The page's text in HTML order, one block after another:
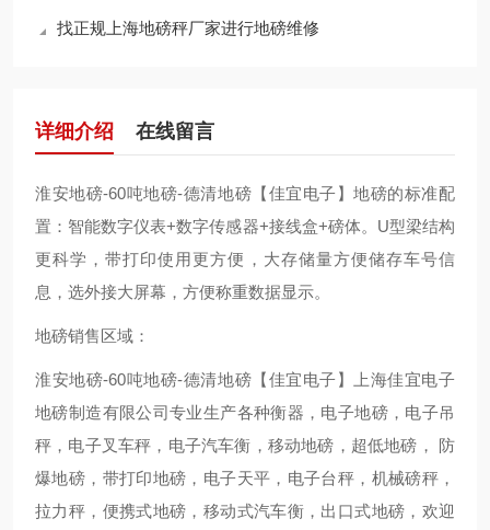
找正规上海地磅秤厂家进行地磅维修
详细介绍 在线留言
淮安地磅-60吨地磅-德清地磅【佳宜电子】地磅的标准配
置：智能数字仪表+数字传感器+接线盒+磅体。U型梁结构
更科学，带打印使用更方便，大存储量方便储存车号信
息，选外接大屏幕，方便称重数据显示。
地磅销售区域：
淮安地磅-60吨地磅-德清地磅【佳宜电子】上海佳宜电子
地磅制造有限公司专业生产各种衡器，电子地磅，电子吊
秤，电子叉车秤，电子汽车衡，移动地磅，超低地磅， 防
爆地磅，带打印地磅，电子天平，电子台秤，机械磅秤，
拉力秤，便携式地磅，移动式汽车衡，出口式地磅，欢迎